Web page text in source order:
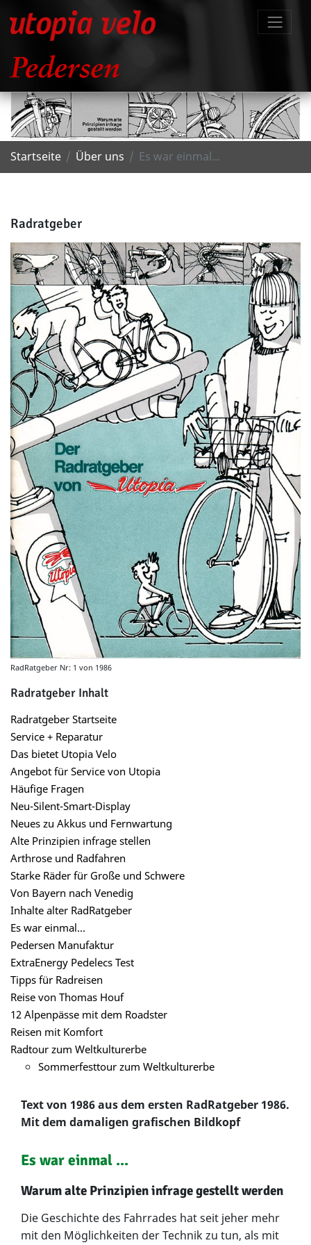
Startseite Über uns Es war einmal...
Radratgeber
RadRatgeber Nr: 1 von 1986
Radratgeber Inhalt
Radratgeber Startseite
Service + Reparatur
Das bietet Utopia Velo
Angebot für Service von Utopia
Häufige Fragen
Neu-Silent-Smart-Display
Neues zu Akkus und Fernwartung
Alte Prinzipien infrage stellen
Arthrose und Radfahren
Starke Räder für Große und Schwere
Von Bayern nach Venedig
Inhalte alter RadRatgeber
Es war einmal...
Pedersen Manufaktur
ExtraEnergy Pedelecs Test
Tipps für Radreisen
Reise von Thomas Houf
12 Alpenpässe mit dem Roadster
Reisen mit Komfort
Radtour zum Weltkulturerbe
Sommerfesttour zum Weltkulturerbe
Text von 1986 aus dem ersten RadRatgeber 1986.
Mit dem damaligen grafischen Bildkopf
Es war einmal ...
Warum alte Prinzipien infrage gestellt werden
Die Geschichte des Fahrrades hat seit jeher mehr
mit den Möglichkeiten der Technik zu tun, als mit